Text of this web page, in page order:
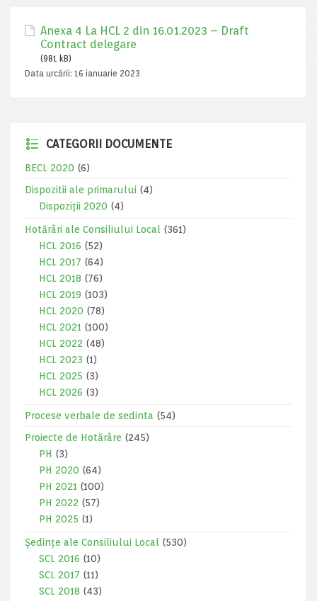
Anexa 4 La HCL 2 din 16.01.2023 – Draft
Contract delegare
(981 kB)
Data urcării: 16 ianuarie 2023
CATEGORII DOCUMENTE
BECL 2020 (6)
Dispozitii ale primarului (4)
Dispoziții 2020 (4)
Hotărâri ale Consiliului Local
(361)
HCL 2016 (52)
HCL 2017 (64)
HCL 2018 (76)
HCL 2019 (103)
HCL 2020 (78)
HCL 2021 (100)
HCL 2022 (48)
HCL 2023 (1)
HCL 2025 (3)
HCL 2026 (3)
Procese verbale de sedinta (54)
Proiecte de Hotărâre (245)
PH (3)
PH 2020 (64)
PH 2021 (100)
PH 2022 (57)
PH 2025 (1)
Ședințe ale Consiliului Local
(530)
SCL 2016 (10)
SCL 2017 (11)
SCL 2018 (43)